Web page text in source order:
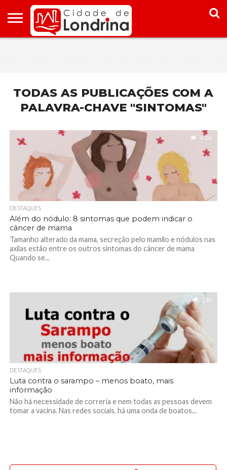
HOME
CONHEÇA
LONDRINA
PONTOS
TURÍSTICOS
ONDE
FICAR EM
LONDRINA
ONDE
COMER
EM
LONDRINA
TODAS AS PUBLICAÇÕES COM A
PALAVRA-CHAVE "SINTOMAS"
4.2K
DESTAQUES
Além do nódulo: 8 sintomas que podem indicar o
câncer de mama
Tamanho alterado da mama, secreção pelo mamilo e nódulos nas
axilas estão entre os outros sintomas do câncer de mama
Quando se...
2.1K
DESTAQUES
Luta contra o sarampo – menos boato, mais
informação
Não há necessidade de correria e nem todas as pessoas devem
tomar a vacina. Nas redes sociais, há uma onda de boatos...